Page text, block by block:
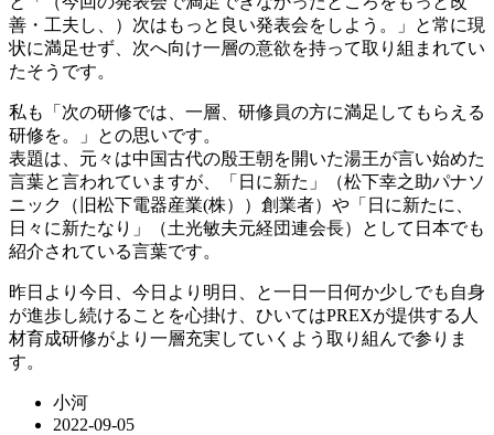
善・工夫し、）次はもっと良い発表会をしよう。」と常に現
状に満足せず、次へ向け一層の意欲を持って取り組まれてい
たそうです。
私も「次の研修では、一層、研修員の方に満足してもらえる
研修を。」との思いです。
表題は、元々は中国古代の殷王朝を開いた湯王が言い始めた
言葉と言われていますが、「日に新た」（松下幸之助パナソ
ニック（旧松下電器産業(株））創業者）や「日に新たに、
日々に新たなり」（土光敏夫元経団連会長）として日本でも
紹介されている言葉です。
昨日より今日、今日より明日、と一日一日何か少しでも自身
が進歩し続けることを心掛け、ひいてはPREXが提供する人
材育成研修がより一層充実していくよう取り組んで参りま
す。
小河
2022-09-05